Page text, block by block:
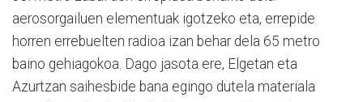
aerosorgailuen elementuak igotzeko eta, errepide
horren errebuelten radioa izan behar dela 65 metro
baino gehiagokoa. Dago jasota ere, Elgetan eta
Azurtzan saihesbide bana egingo dutela materiala